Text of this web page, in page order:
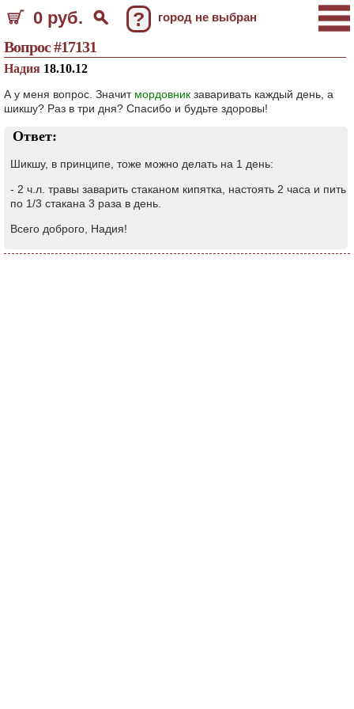
0 руб. ? город не выбран
Вопрос #17131
Надия 18.10.12
А у меня вопрос. Значит мордовник заваривать каждый день, а
шикшу? Раз в три дня? Спасибо и будьте здоровы!
Ответ:
Шикшу, в принципе, тоже можно делать на 1 день:
- 2 ч.л. травы заварить стаканом кипятка, настоять 2 часа и пить
по 1/3 стакана 3 раза в день.
Всего доброго, Надия!